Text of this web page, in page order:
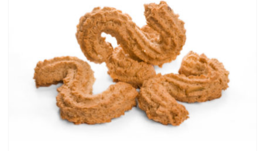
Cioccolato della Sergenzia di Scicli
Ingredienti per ricette
Biscotti Integrali Senza Olio di Palma
Mieli di Sicilia